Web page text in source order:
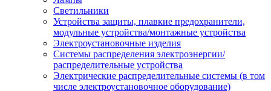
Светильники
Устройства защиты, плавкие предохранители,
модульные устройства/монтажные устройства
Электроустановочные изделия
Системы распределения электроэнергии/
распределительные устройства
Электрические распределительные системы (в том
числе электроустановочное оборудование)